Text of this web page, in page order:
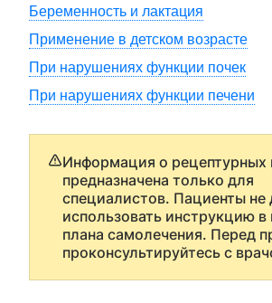
Беременность и лактация
Применение в детском возрасте
При нарушениях функции почек
При нарушениях функции печени
Информация о рецептурных
предназначена только для
специалистов. Пациенты
использовать инструкцию в
плана самолечения. Перед
проконсультируйтесь с